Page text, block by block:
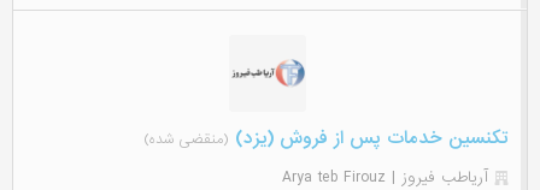
تکنسین خدمات پس از فروش (یزد) (منقضی شده)
آریاطب فیروز | Arya teb Firouz